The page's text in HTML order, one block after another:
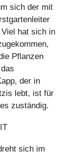
sich der mit
hat sich in
Pflanzen
der in
lebt, ist für
zuständig.
sich im